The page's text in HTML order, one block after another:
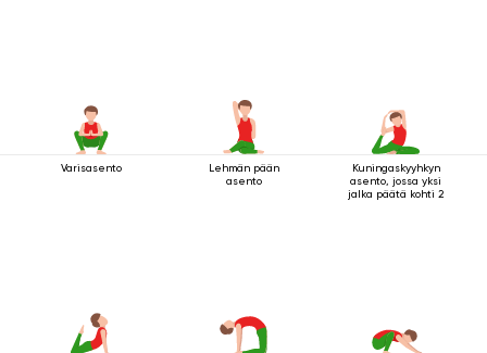
Varisasento
Lehmän pään
asento
Kuningaskyyhkyn
asento, jossa yksi
jalka päätä kohti 2